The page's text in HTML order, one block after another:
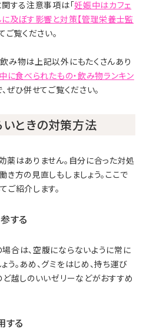
関する注意事項は「妊娠中はカフェ
及ぼす影響と対策【管理栄養士監
ご覧ください。
み物は上記以外にもたくさんあり
に食べられたもの・飲み物ランキン
ぜひ併せてご覧ください。
ときの対策方法
薬はありません。自分に合った対処
方の見直しもしましょう。ここで
ご紹介します。
する
合は、空腹にならないように常に
。あめ、グミをはじめ、持ち運び
ど越しのいいゼリーなどがおすすめ
する